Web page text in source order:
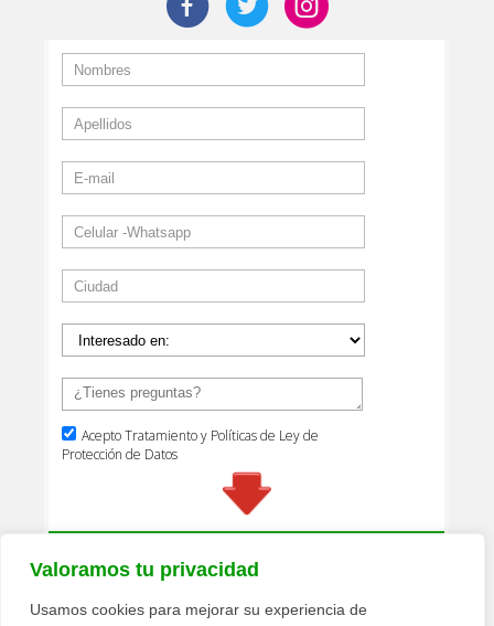
Valoramos tu privacidad
Usamos cookies para mejorar su experiencia de